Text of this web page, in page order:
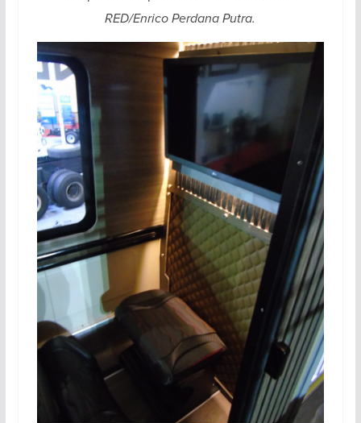
RED/Enrico Perdana Putra.